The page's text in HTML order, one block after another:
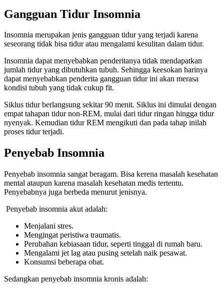
Gangguan Tidur Insomnia
Insomnia merupakan jenis gangguan tidur yang terjadi karena
seseorang tidak bisa tidur atau mengalami kesulitan dalam tidur.
Insomnia dapat menyebabkan penderitanya tidak mendapatkan
jumlah tidur yang dibutuhkan tubuh. Sehingga keesokan harinya
dapat menyebabkan penderita gangguan tidur ini akan merasa
kondisi tubuh yang tidak cukup fit.
Siklus tidur berlangsung sekitar 90 menit. Siklus ini dimulai dengan
empat tahapan tidur non-REM, mulai dari tidur ringan hingga tidur
nyenyak. Kemudian tidur REM mengikuti dan pada tahap inilah
proses tidur terjadi.
Penyebab Insomnia
Penyebab insomnia sangat beragam. Bisa kerena masalah kesehatan
mental ataupun karena masalah kesehatan medis tertentu.
Penyebabnya juga berbeda menurut jenisnya.
Penyebab insomnia akut adalah:
Menjalani stres.
Mengingat peristiwa traumatis.
Perubahan kebiasaan tidur, seperti tinggal di rumah baru.
Mengalami jet lag atau pusing setelah naik pesawat.
Konsumsi beberapa obat.
Sedangkan penyebab insomnia kronis adalah: